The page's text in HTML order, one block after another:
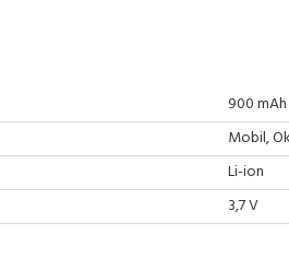
900 mAh
Mobil,
Li-ion
3,7 V